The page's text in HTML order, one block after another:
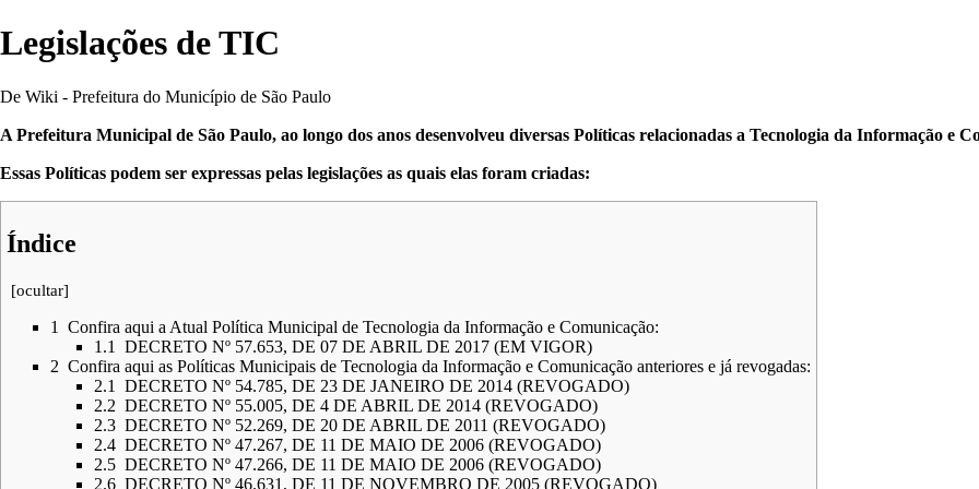
Legislações de TIC
De Wiki - Prefeitura do Município de São Paulo
A Prefeitura Municipal de São Paulo, ao longo dos anos desenvolveu diversas Políticas relacionadas a Tecnologia da Informação e
Essas Políticas podem ser expressas pelas legislações as quais elas foram criadas:
Índice
[ocultar]
1
Confira aqui a Atual Política Municipal de Tecnologia da Informação e Comunicação:
1.1
DECRETO Nº 57.653, DE 07 DE ABRIL DE 2017 (EM VIGOR)
2 Confira aqui as Políticas Municipais de Tecnologia da Informação e Comunicação anteriores e já revogadas:
2.1
DECRETO Nº 54.785, DE 23 DE JANEIRO DE 2014 (REVOGADO)
2.2 DECRETO Nº 55.005, DE 4 DE ABRIL DE 2014 (REVOGADO)
2.3 DECRETO Nº 52.269, DE 20 DE ABRIL DE 2011 (REVOGADO)
2.4 DECRETO Nº 47.267, DE 11 DE MAIO DE 2006 (REVOGADO)
2.5 DECRETO Nº 47.266, DE 11 DE MAIO DE 2006 (REVOGADO)
2.6 DECRETO Nº 46.631, DE 11 DE NOVEMBRO DE 2005 (REVOGADO)